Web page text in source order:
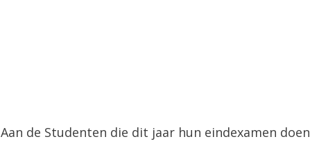
Aan de Studenten die dit jaar hun eindexamen doen